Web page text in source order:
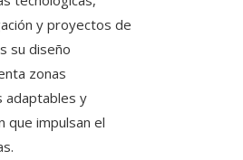
y proyectos de
su diseño
zonas
adaptables y
que impulsan el